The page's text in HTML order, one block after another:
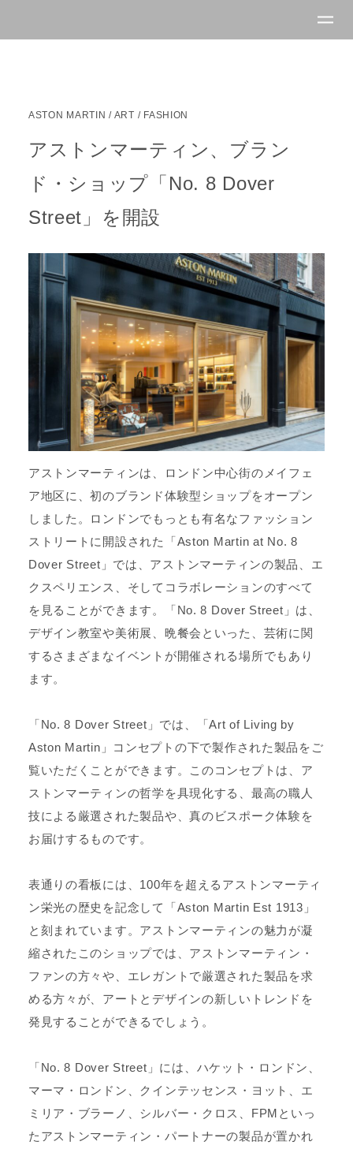
ASTON MARTIN / ART / FASHION
アストンマーティン、ブラン
ド・ショップ「No. 8 Dover
Street」を開設
アストンマーティンは、ロンドン中心街のメイフェ
ア地区に、初のブランド体験型ショップをオープン
しました。ロンドンでもっとも有名なファッション
ストリートに開設された「Aston Martin at No. 8
Dover Street」では、アストンマーティンの製品、エ
クスペリエンス、そしてコラボレーションのすべて
を見ることができます。「No. 8 Dover Street」は、
デザイン教室や美術展、晩餐会といった、芸術に関
するさまざまなイベントが開催される場所でもあり
ます。
「No. 8 Dover Street」では、「Art of Living by
Aston Martin」コンセプトの下で製作された製品をご
覧いただくことができます。このコンセプトは、ア
ストンマーティンの哲学を具現化する、最高の職人
技による厳選された製品や、真のビスポーク体験を
お届けするものです。
表通りの看板には、100年を超えるアストンマーティ
ン栄光の歴史を記念して「Aston Martin Est 1913」
と刻まれています。アストンマーティンの魅力が凝
縮されたこのショップでは、アストンマーティン・
ファンの方々や、エレガントで厳選された製品を求
める方々が、アートとデザインの新しいトレンドを
発見することができるでしょう。
「No. 8 Dover Street」には、ハケット・ロンドン、
マーマ・ロンドン、クインテッセンス・ヨット、エ
ミリア・ブラーノ、シルバー・クロス、FPMといっ
たアストンマーティン・パートナーの製品が置かれ